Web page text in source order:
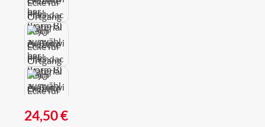
Regulärer Preis:
24,50 €